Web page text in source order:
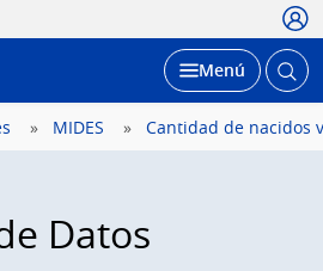
Desplegar
Menú Abrir
MIDES Cantidad de nacidos
Datos